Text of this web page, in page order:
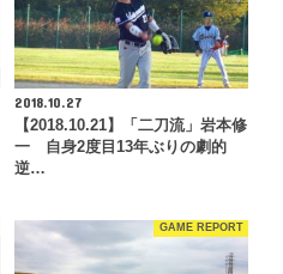
2018.10.27
【2018.10.21】「二刀流」岩本修
一 自身2度目13年ぶりの劇的
逆…
GAME REPORT